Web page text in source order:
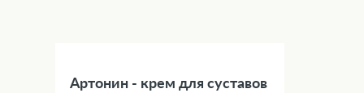
Артонин - крем для суставов